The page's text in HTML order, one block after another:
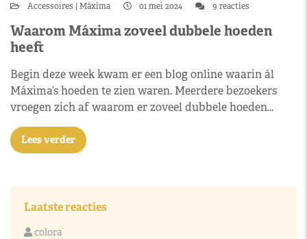
Accessoires Máxima 01 mei 2024 9 reacties
Waarom Máxima zoveel dubbele hoeden
heeft
Begin deze week kwam er een blog online waarin ál
Máxima’s hoeden te zien waren. Meerdere bezoekers
vroegen zich af waarom er zoveel dubbele hoeden…
Lees verder
Laatste reacties
colora